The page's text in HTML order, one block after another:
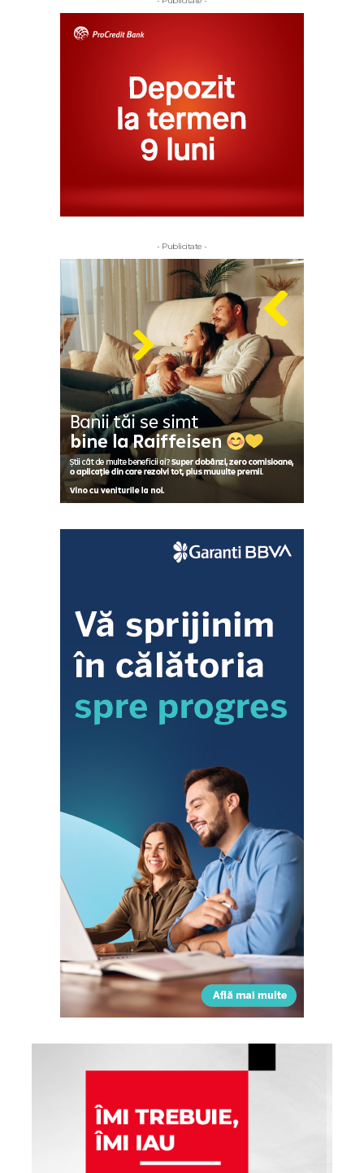
- Publicitate -